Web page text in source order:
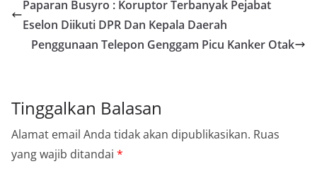
Paparan Busyro : Koruptor Terbanyak Pejabat
Eselon Diikuti DPR Dan Kepala Daerah
Penggunaan Telepon Genggam Picu Kanker Otak
Tinggalkan Balasan
Alamat email Anda tidak akan dipublikasikan. Ruas
yang wajib ditandai *